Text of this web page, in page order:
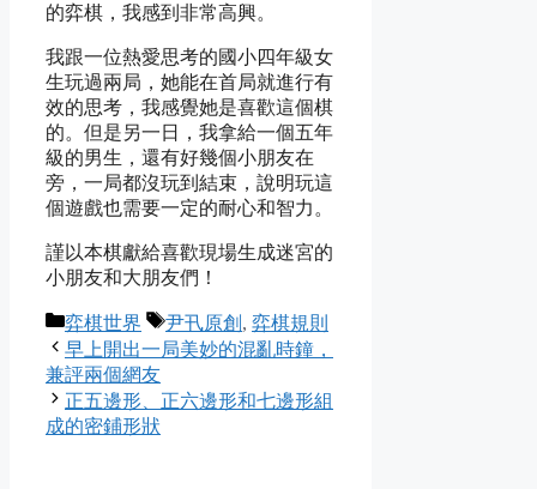
的弈棋，我感到非常高興。
我跟一位熱愛思考的國小四年級女
生玩過兩局，她能在首局就進行有
效的思考，我感覺她是喜歡這個棋
的。但是另一日，我拿給一個五年
級的男生，還有好幾個小朋友在
旁，一局都沒玩到結束，說明玩這
個遊戲也需要一定的耐心和智力。
謹以本棋獻給喜歡現場生成迷宮的
小朋友和大朋友們！
Categories
弈棋世界 Tags
尹卂原創 , 弈棋規則
早上開出一局美妙的混亂時鐘，
兼評兩個網友
正五邊形、正六邊形和七邊形組
成的密鋪形狀